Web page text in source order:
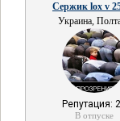
Сержик lox v
Украина,
Репутация:
В отпуске